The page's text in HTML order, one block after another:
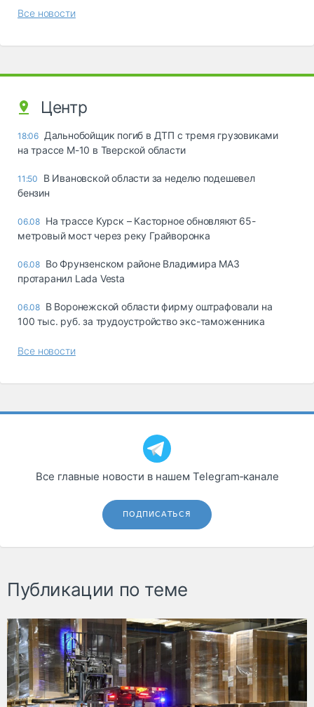
Все новости
Центр
18:06 Дальнобойщик погиб в ДТП с тремя грузовиками
на трассе М-10 в Тверской области
11:50
В Ивановской области за неделю подешевел
бензин
06.08 На трассе Курск – Касторное обновляют 65-
метровый мост через реку Грайворонка
06.08 Во Фрунзенском районе Владимира МАЗ
протаранил Lada Vesta
06.08 В Воронежской области фирму оштрафовали на
100 тыс. руб. за трудоустройство экс-таможенника
Все новости
Все главные новости в нашем Telegram‑канале
ПОДПИСАТЬСЯ
Публикации по теме